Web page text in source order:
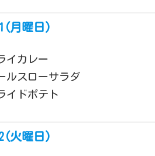
月曜日)
イカレー
ルスローサラダ
イドポテト
火曜日)